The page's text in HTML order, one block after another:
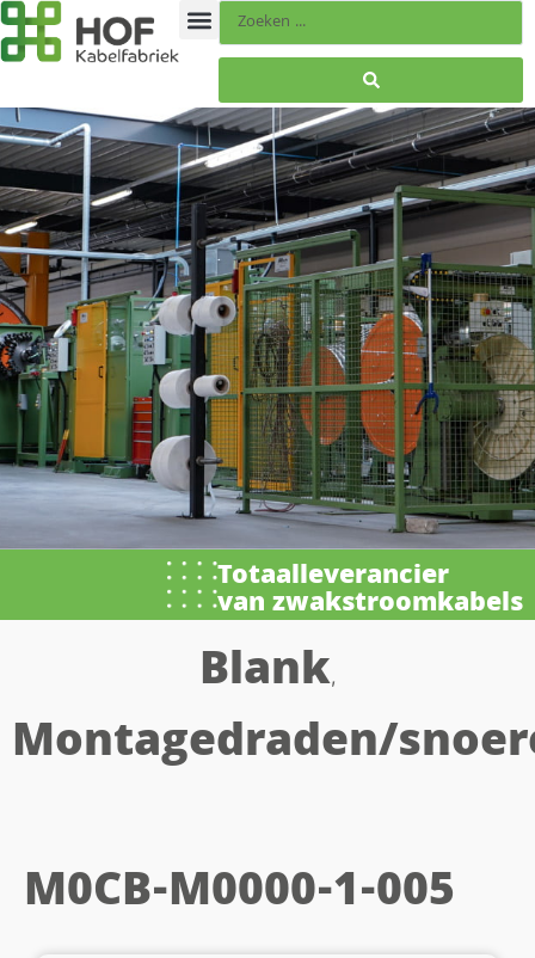
Totaalleverancier
van zwakstroomkabels
Blank,
Montagedraden/
M0CB-M0000-1-005